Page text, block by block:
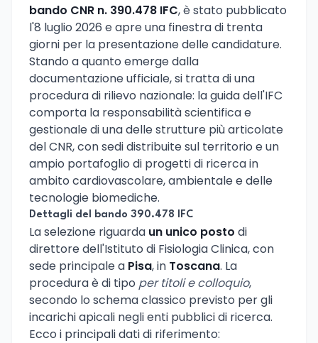
bando CNR n. 390.478 IFC, è stato pubblicato
l'8 luglio 2026 e apre una finestra di trenta
giorni per la presentazione delle candidature.
Stando a quanto emerge dalla
documentazione ufficiale, si tratta di una
procedura di rilievo nazionale: la guida dell'IFC
comporta la responsabilità scientifica e
gestionale di una delle strutture più articolate
del CNR, con sedi distribuite sul territorio e un
ampio portafoglio di progetti di ricerca in
ambito cardiovascolare, ambientale e delle
tecnologie biomediche.
Dettagli del bando 390.478 IFC
La selezione riguarda un unico posto di
direttore dell'Istituto di Fisiologia Clinica, con
sede principale a Pisa, in Toscana. La
procedura è di tipo per titoli e colloquio,
secondo lo schema classico previsto per gli
incarichi apicali negli enti pubblici di ricerca.
Ecco i principali dati di riferimento: